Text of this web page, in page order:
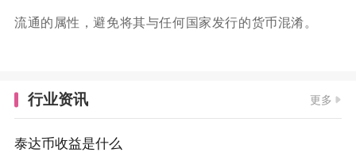
流通的属性，避免将其与任何国家发行的货币混淆。
行业资讯 更多
泰达币收益是什么